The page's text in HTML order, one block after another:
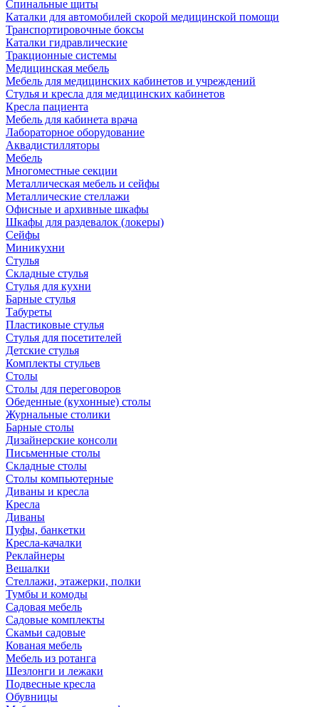
Спинальные щиты
Каталки для автомобилей скорой медицинской помощи
Транспортировочные боксы
Каталки гидравлические
Тракционные системы
Медицинская мебель
Мебель для медицинских кабинетов и учреждений
Стулья и кресла для медицинских кабинетов
Кресла пациента
Мебель для кабинета врача
Лабораторное оборудование
Аквадистилляторы
Мебель
Многоместные секции
Металлическая мебель и сейфы
Металлические стеллажи
Офисные и архивные шкафы
Шкафы для раздевалок (локеры)
Сейфы
Миникухни
Стулья
Складные стулья
Стулья для кухни
Барные стулья
Табуреты
Пластиковые стулья
Стулья для посетителей
Детские стулья
Комплекты стульев
Столы
Столы для переговоров
Обеденные (кухонные) столы
Журнальные столики
Барные столы
Дизайнерские консоли
Письменные столы
Складные столы
Столы компьютерные
Диваны и кресла
Кресла
Диваны
Пуфы, банкетки
Кресла-качалки
Реклайнеры
Вешалки
Стеллажи, этажерки, полки
Тумбы и комоды
Садовая мебель
Садовые комплекты
Скамьи садовые
Кованая мебель
Мебель из ротанга
Шезлонги и лежаки
Подвесные кресла
Обувницы